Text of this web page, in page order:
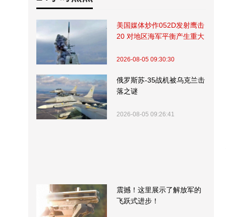
美国媒体炒作052D发射鹰击
20 对地区海军平衡产生重大
2026-08-05 09:30:30
俄罗斯苏-35战机被乌克兰击
落之谜
2026-08-05 09:26:41
震撼！这里展示了解放军的
飞跃式进步！